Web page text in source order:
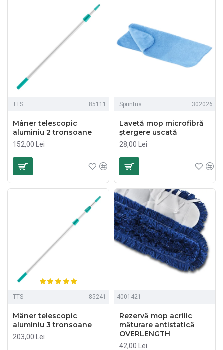
TTS 85111
Mâner telescopic
aluminiu 2 tronsoane
152,00 Lei
Sprintus 302026
Lavetă mop microfibră
ștergere uscată
28,00 Lei
TTS 85241
Mâner telescopic
aluminiu 3 tronsoane
203,00 Lei
4001421
Rezervă mop acrilic
măturare antistatică
OVERLENGTH
42,00 Lei